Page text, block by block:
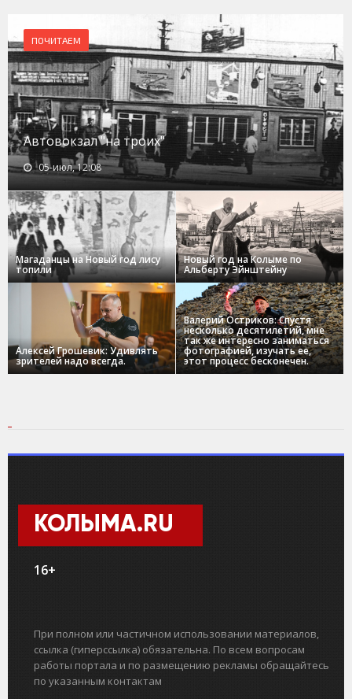
ПОЧИТАЕМ
Автовокзал "на троих"
05-июл, 12:08
Магаданцы на Новый год лису
топили
Новый год на Колыме по
Альберту Эйнштейну
Алексей Грошевик: Удивлять
зрителей надо всегда.
Валерий Остриков: Спустя
несколько десятилетий, мне
так же интересно заниматься
фотографией, изучать ее,
этот процесс бесконечен.
КОЛЫМА.RU
16+
При полном или частичном использовании материалов,
ссылка (гиперссылка) обязательна. По всем вопросам
работы портала и по размещению рекламы обращайтесь
по указанным контактам